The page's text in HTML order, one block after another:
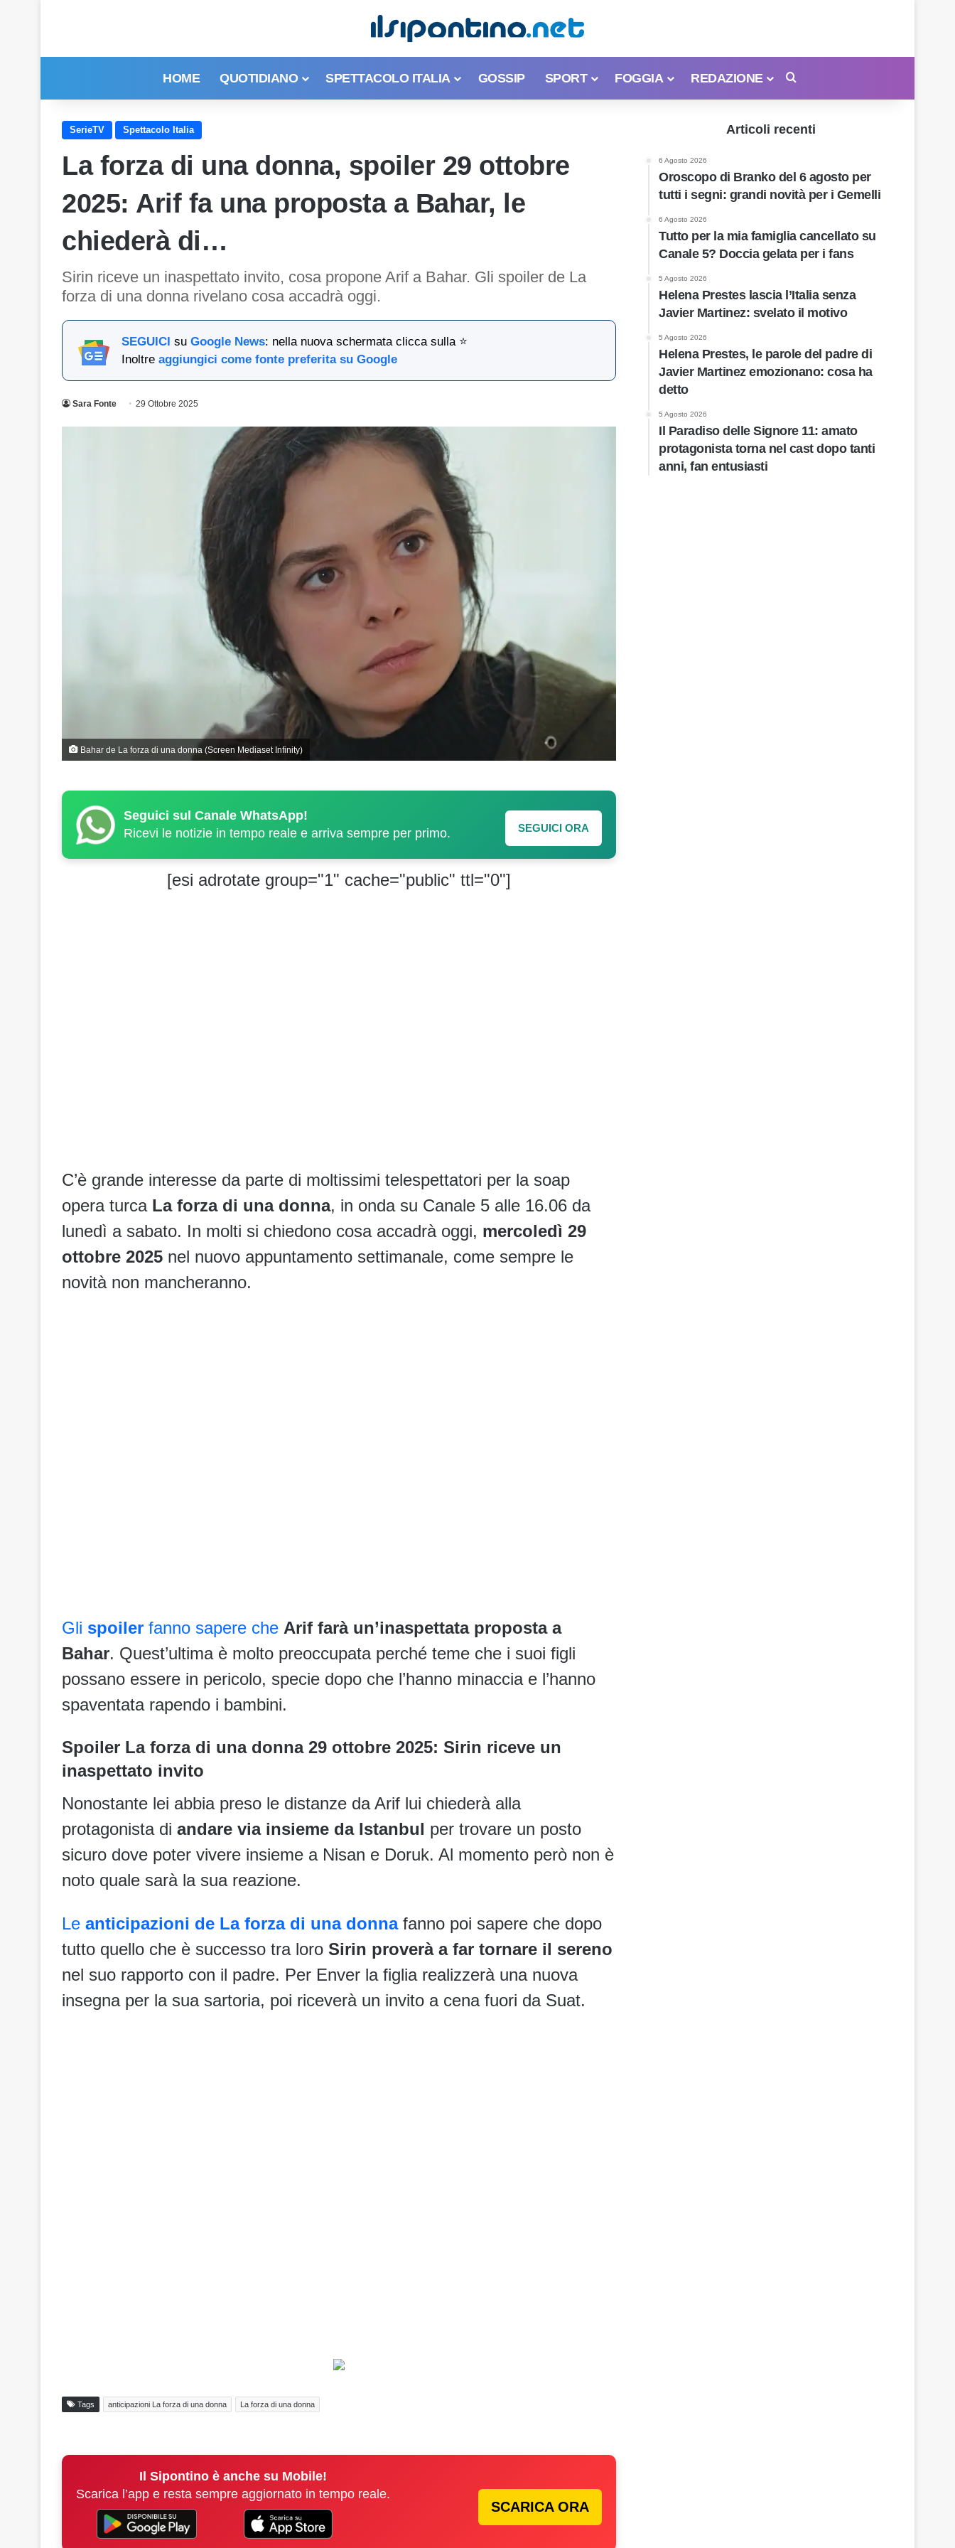
HOME QUOTIDIANO SPETTACOLO ITALIA GOSSIP SPORT FOGGIA REDAZIONE
SerieTV Spettacolo Italia
La forza di una donna, spoiler 29 ottobre
2025: Arif fa una proposta a Bahar, le
chiederà di…
Sirin riceve un inaspettato invito, cosa propone Arif a Bahar. Gli spoiler de La
forza di una donna rivelano cosa accadrà oggi.
SEGUICI su Google News: nella nuova schermata clicca sulla ⭐
Inoltre aggiungici come fonte preferita su Google
Sara Fonte 29 Ottobre 2025
Bahar de La forza di una donna (Screen Mediaset Infinity)
Seguici sul Canale WhatsApp!
Ricevi le notizie in tempo reale e arriva sempre per primo.
SEGUICI ORA
[esi adrotate group="1" cache="public" ttl="0"]
C’è grande interesse da parte di moltissimi telespettatori per la soap
opera turca La forza di una donna, in onda su Canale 5 alle 16.06 da
lunedì a sabato. In molti si chiedono cosa accadrà oggi, mercoledì 29
ottobre 2025 nel nuovo appuntamento settimanale, come sempre le
novità non mancheranno.
Gli spoiler fanno sapere che Arif farà un’inaspettata proposta a
Bahar. Quest’ultima è molto preoccupata perché teme che i suoi figli
possano essere in pericolo, specie dopo che l’hanno minaccia e l’hanno
spaventata rapendo i bambini.
Spoiler La forza di una donna 29 ottobre 2025: Sirin riceve un
inaspettato invito
Nonostante lei abbia preso le distanze da Arif lui chiederà alla
protagonista di andare via insieme da Istanbul per trovare un posto
sicuro dove poter vivere insieme a Nisan e Doruk. Al momento però non è
noto quale sarà la sua reazione.
Le anticipazioni de La forza di una donna fanno poi sapere che dopo
tutto quello che è successo tra loro Sirin proverà a far tornare il sereno
nel suo rapporto con il padre. Per Enver la figlia realizzerà una nuova
insegna per la sua sartoria, poi riceverà un invito a cena fuori da Suat.
Tags anticipazioni La forza di una donna La forza di una donna
Il Sipontino è anche su Mobile!
Scarica l’app e resta sempre aggiornato in tempo reale.
SCARICA ORA
Articoli recenti
6 Agosto 2026
Oroscopo di Branko del 6 agosto per
tutti i segni: grandi novità per i Gemelli
6 Agosto 2026
Tutto per la mia famiglia cancellato su
Canale 5? Doccia gelata per i fans
5 Agosto 2026
Helena Prestes lascia l’Italia senza
Javier Martinez: svelato il motivo
5 Agosto 2026
Helena Prestes, le parole del padre di
Javier Martinez emozionano: cosa ha
detto
5 Agosto 2026
Il Paradiso delle Signore 11: amato
protagonista torna nel cast dopo tanti
anni, fan entusiasti